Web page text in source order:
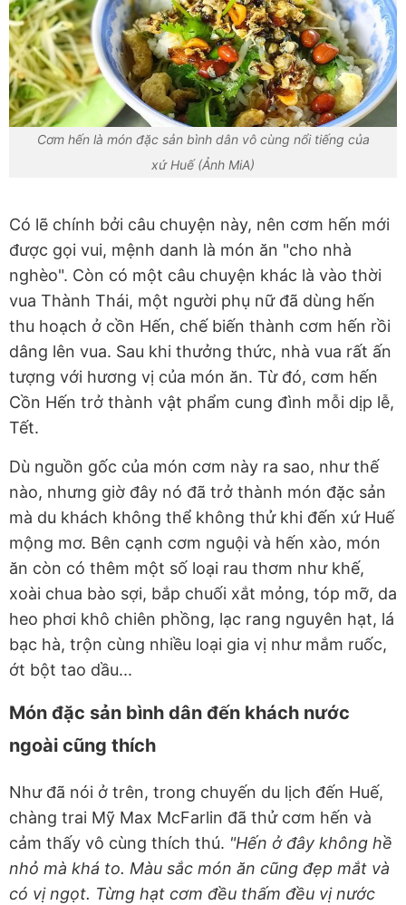
Cơm hến là món đặc sản bình dân vô cùng nổi tiếng của
xứ Huế (Ảnh MiA)
Có lẽ chính bởi câu chuyện này, nên cơm hến mới
được gọi vui, mệnh danh là món ăn "cho nhà
nghèo". Còn có một câu chuyện khác là vào thời
vua Thành Thái, một người phụ nữ đã dùng hến
thu hoạch ở cồn Hến, chế biến thành cơm hến rồi
dâng lên vua. Sau khi thưởng thức, nhà vua rất ấn
tượng với hương vị của món ăn. Từ đó, cơm hến
Cồn Hến trở thành vật phẩm cung đình mỗi dịp lễ,
Tết.
Dù nguồn gốc của món cơm này ra sao, như thế
nào, nhưng giờ đây nó đã trở thành món đặc sản
mà du khách không thể không thử khi đến xứ Huế
mộng mơ. Bên cạnh cơm nguội và hến xào, món
ăn còn có thêm một số loại rau thơm như khế,
xoài chua bào sợi, bắp chuối xắt mỏng, tóp mỡ, da
heo phơi khô chiên phồng, lạc rang nguyên hạt, lá
bạc hà, trộn cùng nhiều loại gia vị như mắm ruốc,
ớt bột tao dầu...
Món đặc sản bình dân đến khách nước
ngoài cũng thích
Như đã nói ở trên, trong chuyến du lịch đến Huế,
chàng trai Mỹ Max McFarlin đã thử cơm hến và
cảm thấy vô cùng thích thú. "Hến ở đây không hề
nhỏ mà khá to. Màu sắc món ăn cũng đẹp mắt và
có vị ngọt. Từng hạt cơm đều thấm đều vị nước